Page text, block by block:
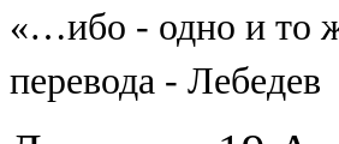
«…ибо - одно и то
перевода - Лебедев